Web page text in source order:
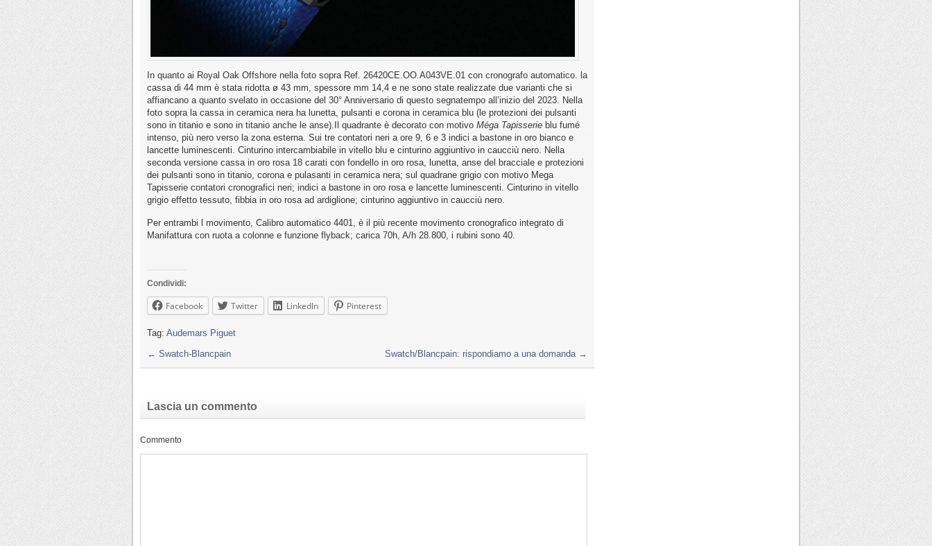
In quanto ai Royal Oak Offshore nella foto sopra Ref. 26420CE.OO.A043VE.01 con cronografo automatico. la
cassa di 44 mm è stata ridotta ø 43 mm, spessore mm 14,4 e ne sono state realizzate due varianti che si
affiancano a quanto svelato in occasione del 30° Anniversario di questo segnatempo all’inizio del 2023. Nella
foto sopra la cassa in ceramica nera ha lunetta, pulsanti e corona in ceramica blu (le protezioni dei pulsanti
sono in titanio e sono in titanio anche le anse).Il quadrante è decorato con motivo Méga Tapisserie blu fumé
intenso, più nero verso la zona esterna. Sui tre contatori neri a ore 9, 6 e 3 indici a bastone in oro bianco e
lancette luminescenti. Cinturino intercambiabile in vitello blu e cinturino aggiuntivo in caucciù nero. Nella
seconda versione cassa in oro rosa 18 carati con fondello in oro rosa, lunetta, anse del bracciale e protezioni
dei pulsanti sono in titanio, corona e pulasanti in ceramica nera; sul quadrane grigio con motivo Mega
Tapisserie contatori cronografici neri; indici a bastone in oro rosa e lancette luminescenti. Cinturino in vitello
grigio effetto tessuto, fibbia in oro rosa ad ardiglione; cinturino aggiuntivo in caucciù nero.
Per entrambi l movimento, Calibro automatico 4401, è il più recente movimento cronografico integrato di
Manifattura con ruota a colonne e funzione flyback; carica 70h, A/h 28.800, i rubini sono 40.
Condividi:
Facebook Twitter LinkedIn Pinterest
Tag: Audemars Piguet
← Swatch-Blancpain Swatch/Blancpain: rispondiamo a una domanda →
Lascia un commento
Commento